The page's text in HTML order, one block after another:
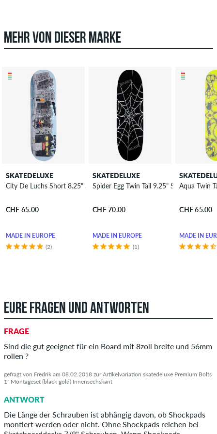
MEHR VON DIESER MARKE
SKATEDELUXE
City De Luchs Short 8.25" Skateboard Deck
CHF 65.00
MADE IN EUROPE
(2)
SKATEDELUXE
Spider Egg Twin Tail 9.25" Skateboard
CHF 70.00
MADE IN EUROPE
(1)
Aqua Twin
CHF 65.00
MADE IN
EURE FRAGEN UND ANTWORTEN
FRAGE
Sind die gut geeignet für ein Board mit 8zoll breite und 56mm
rollen ?
gefragt von Fredrik am 08.02.2018 zur Artikelvariation skatedeluxe Premium Bolts
1" Montageset (black gold) Innensechskant
ANTWORT
Die Länge der Schrauben ist abhängig davon, ob Shockpads
montiert werden oder nicht. Ohne Shockpads reichen bei